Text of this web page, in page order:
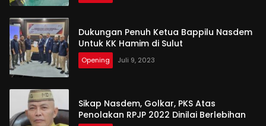
Dukungan Penuh Ketua Bappilu Nasdem
Untuk KK Hamim di Sulut
Opening Juli 9, 2023
Sikap Nasdem, Golkar, PKS Atas
Penolakan RPJP 2022 Dinilai Berlebihan